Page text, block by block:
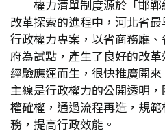
權力清單制度源於「邯
改革探索的進程中，河北省
行政權力專案，以省商務廳
府為試點，產生了良好的改革
經驗應運而生，很快推廣開來
主線是行政權力的公開透明
權確權，通過流程再造，規
務，提高行政效能。